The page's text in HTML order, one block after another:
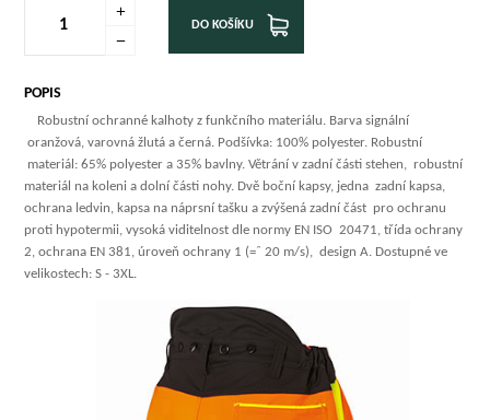
DO KOŠÍKU
POPIS
Robustní ochranné kalhoty z funkčního materiálu. Barva signální
oranžová, varovná žlutá a černá. Podšívka: 100% polyester. Robustní
materiál: 65% polyester a 35% bavlny. Větrání v zadní části stehen, robustní
materiál na koleni a dolní části nohy. Dvě boční kapsy, jedna zadní kapsa,
ochrana ledvin, kapsa na náprsní tašku a zvýšená zadní část pro ochranu
proti hypotermii, vysoká viditelnost dle normy EN ISO 20471, třída ochrany
2, ochrana EN 381, úroveň ochrany 1 (=ˆ 20 m/s), design A. Dostupné ve
velikostech: S - 3XL.